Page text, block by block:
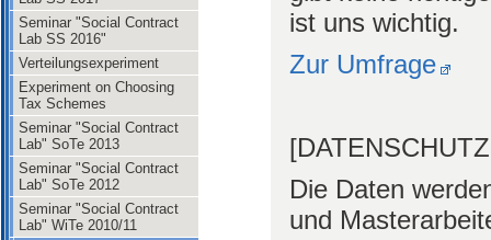
Seminar "Social Contract
Lab SS 2016"
Verteilungsexperiment
Experiment on Choosing
Tax Schemes
Seminar "Social Contract
Lab" SoTe 2013
Seminar "Social Contract
Lab" SoTe 2012
Seminar "Social Contract
Lab" WiTe 2010/11
ist uns wichtig.
Zur Umfrage
Die Daten
und